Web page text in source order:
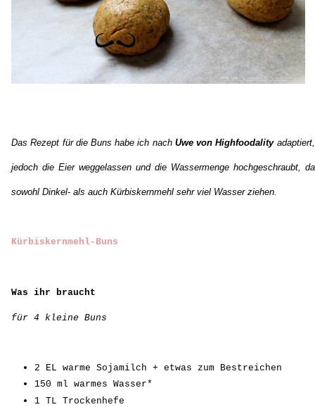
Das Rezept für die Buns habe ich nach Uwe von Highfoodalityadaptiert,
jedoch die Eier weggelassen und die Wassermenge hochgeschraubt, da
sowohl Dinkel- als auch Kürbiskernmehl sehr viel Wasser ziehen.
Kürbiskernmehl-Buns
Was ihr braucht
für 4 kleine Buns
2 EL warme Sojamilch + etwas zum Bestreichen
150 ml warmes Wasser*
1 TL Trockenhefe